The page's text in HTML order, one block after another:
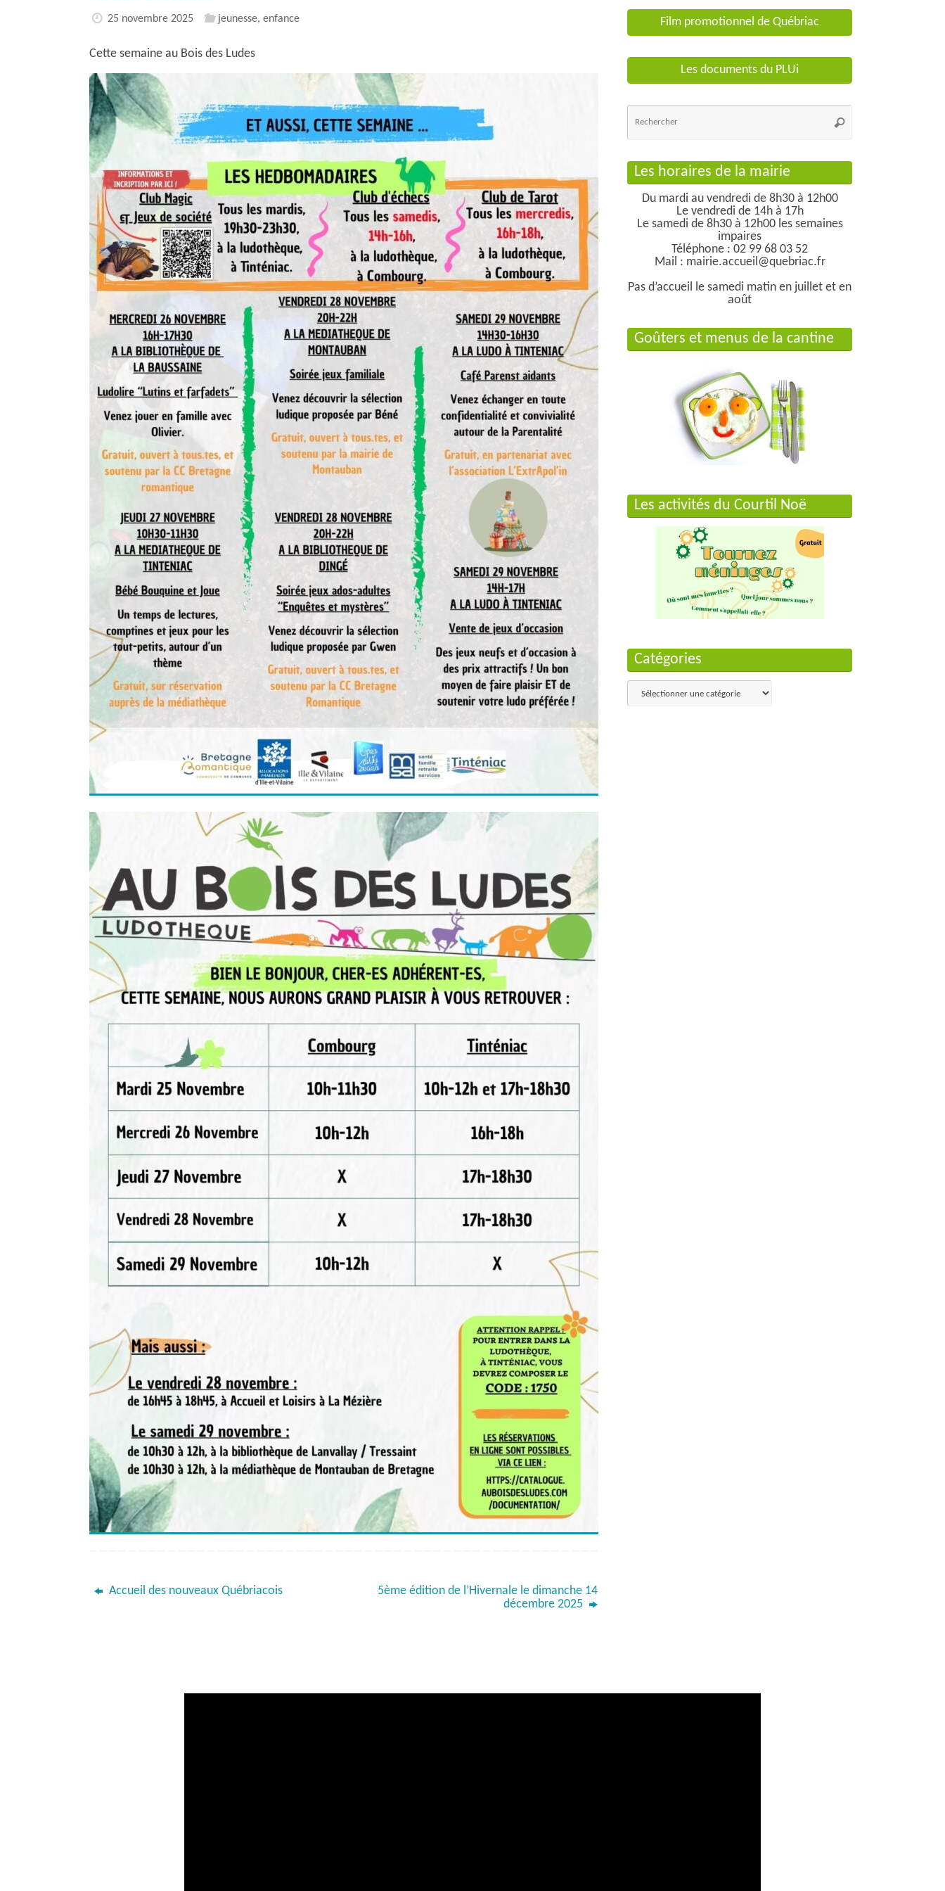
25 novembre 2025 jeunesse, enfance
Cette semaine au Bois des Ludes
Accueil des nouveaux Québriacois
5ème édition de l’Hivernale le dimanche 14
décembre 2025
Film promotionnel de Québriac
Les documents du PLUi
Rechercher
Les horaires de la mairie
Du mardi au vendredi de 8h30 à 12h00
Le vendredi de 14h à 17h
Le samedi de 8h30 à 12h00 les semaines
impaires
Téléphone : 02 99 68 03 52
Mail : mairie.accueil@quebriac.fr
Pas d’accueil le samedi matin en juillet et en
août
Goûters et menus de la cantine
Les activités du Courtil Noë
Catégories
Catégories